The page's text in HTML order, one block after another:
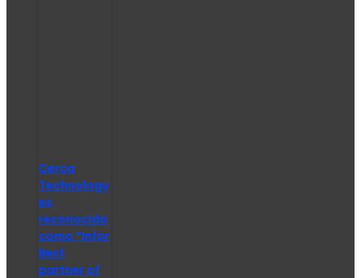
Cerca
Technology
es
reconocido
como “Infor
Best
partner of